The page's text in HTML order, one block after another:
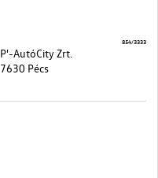
P'-AutóCity Zrt.
7630 Pécs
854/3333